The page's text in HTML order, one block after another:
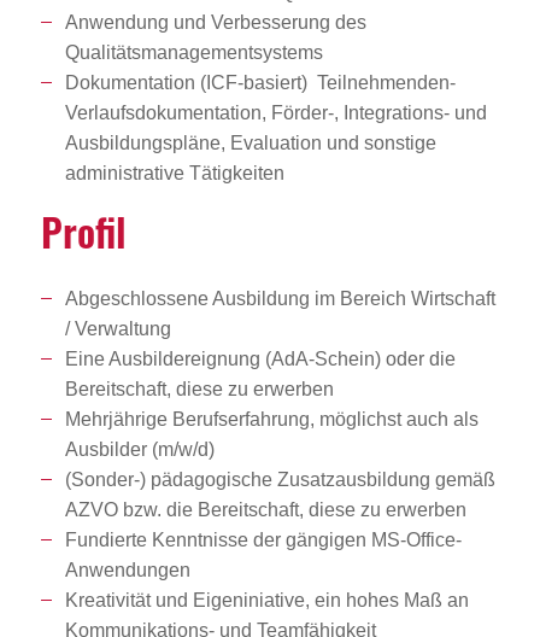
Anwendung und Verbesserung des
Qualitätsmanagementsystems
Dokumentation (ICF-basiert) Teilnehmenden-
Verlaufsdokumentation, Förder-, Integrations- und
Ausbildungspläne, Evaluation und sonstige
administrative Tätigkeiten
Profil
Abgeschlossene Ausbildung im Bereich Wirtschaft
/ Verwaltung
Eine Ausbildereignung (AdA-Schein) oder die
Bereitschaft, diese zu erwerben
Mehrjährige Berufserfahrung, möglichst auch als
Ausbilder (m/w/d)
(Sonder-) pädagogische Zusatzausbildung gemäß
AZVO bzw. die Bereitschaft, diese zu erwerben
Fundierte Kenntnisse der gängigen MS-Office-
Anwendungen
Kreativität und Eigeniniative, ein hohes Maß an
Kommunikations- und Teamfähigkeit